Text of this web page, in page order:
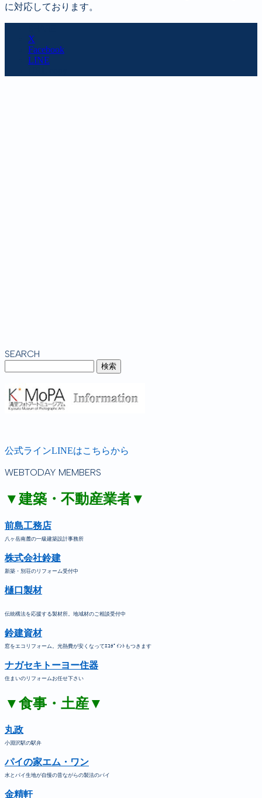
に対応しております。
X
Facebook
LINE
SEARCH
公式ラインLINEはこちらから
WEBTODAY MEMBERS
▼建築・不動産業者▼
前島工務店
八ヶ岳南麓の一級建築設計事務所
株式会社鈴建
新築・別荘のリフォーム受付中
樋口製材
伝統構法を応援する製材所。地域材のご相談受付中
鈴建資材
窓をエコリフォーム。光熱費が安くなってｴｺﾎﾟｲﾝﾄもつきます
ナガセキトーヨー住器
住まいのリフォームお任せ下さい
▼食事・土産▼
丸政
小淵沢駅の駅弁
パイの家エム・ワン
水とパイ生地が自慢の昔ながらの製法のパイ
金精軒